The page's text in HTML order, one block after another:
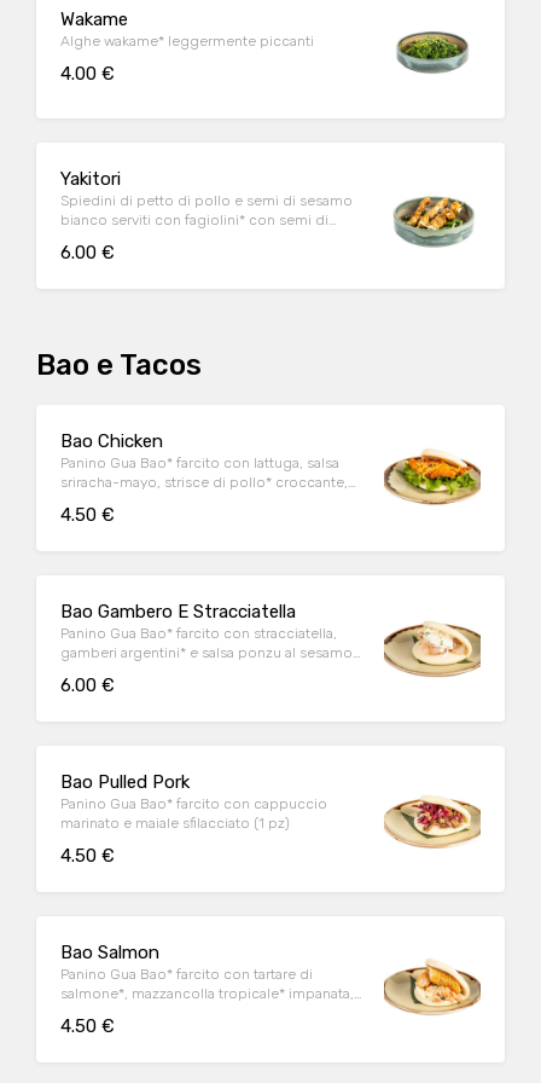
Wakame
Alghe wakame* leggermente piccanti
4.00 €
Yakitori
Spiedini di petto di pollo e semi di sesamo
bianco serviti con fagiolini* con semi di
wasabi-mayo (3 pz)
6.00 €
Bao e Tacos
Bao Chicken
Panino Gua Bao* farcito con lattuga, salsa
sriracha-mayo, strisce di pollo* croccante,
4.50 €
Bao Gambero E Stracciatella
Panino Gua Bao* farcito con stracciatella,
gamberi argentini* e salsa ponzu al sesamo
6.00 €
Bao Pulled Pork
Panino Gua Bao* farcito con cappuccio
marinato e maiale sfilacciato (1 pz)
4.50 €
Bao Salmon
Panino Gua Bao* farcito con tartare di
salmone*, mazzancolla tropicale* impanata,
(1 pz)
4.50 €